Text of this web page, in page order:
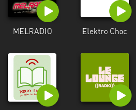
MELRADIO Elektro Choc